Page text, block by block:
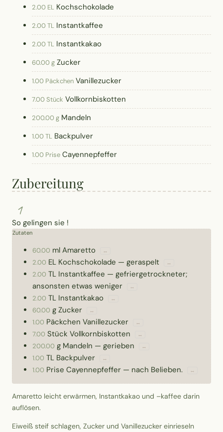
2.00 EL Kochschokolade
2.00 TL Instantkaffee
2.00 TL Instantkakao
60.00 g Zucker
1.00 Päckchen Vanillezucker
7.00 Stück Vollkornbiskotten
200.00 g Mandeln
1.00 TL Backpulver
1.00 Prise Cayennepfeffer
Zubereitung
1
So gelingen sie !
Zutaten
60.00 ml Amaretto ↔
2.00 EL Kochschokolade — geraspelt ↔
2.00 TL Instantkaffee — gefriergetrockneter;
ansonsten etwas weniger
↔
2.00 TL Instantkakao ↔
60.00 g Zucker ↔
1.00 Päckchen Vanillezucker ↔
7.00 Stück Vollkornbiskotten ↔
200.00 g Mandeln — gerieben ↔
1.00 TL Backpulver ↔
1.00 Prise Cayennepfeffer — nach Belieben. ↔
Amaretto leicht erwärmen, Instantkakao und –kaffee darin
auflösen.
Eiweiß steif schlagen, Zucker und Vanillezucker einrieseln